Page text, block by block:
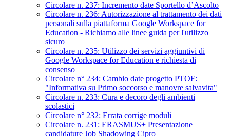
Circolare n. 237: Incremento date Sportello d’Ascolto
Circolare n. 236: Autorizzazione al trattamento dei dati
personali sulla piattaforma Google Workspace for
Education - Richiamo alle linee guida per l'utilizzo
sicuro
Circolare n. 235: Utilizzo dei servizi aggiuntivi di
Google Workspace for Education e richiesta di
consenso
Circolare n° 234: Cambio date progetto PTOF:
"Informativa su Primo soccorso e manovre salvavita"
Circolare n. 233: Cura e decoro degli ambienti
scolastici
Circolare n° 232: Errata corrige moduli
Circolare n. 231: ERASMUS+ Presentazione
candidature Job Shadowing Cipro